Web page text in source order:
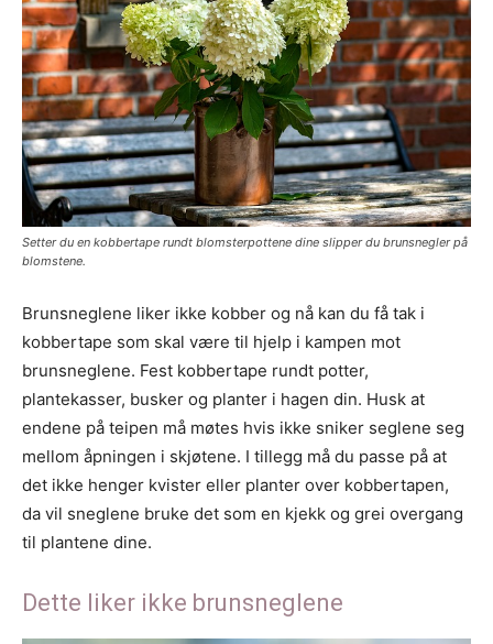
Setter du en kobbertape rundt blomsterpottene dine slipper du brunsnegler på
blomstene.
Brunsneglene liker ikke kobber og nå kan du få tak i
kobbertape som skal være til hjelp i kampen mot
brunsneglene. Fest kobbertape rundt potter,
plantekasser, busker og planter i hagen din. Husk at
endene på teipen må møtes hvis ikke sniker seglene seg
mellom åpningen i skjøtene. I tillegg må du passe på at
det ikke henger kvister eller planter over kobbertapen,
da vil sneglene bruke det som en kjekk og grei overgang
til plantene dine.
Dette liker ikke brunsneglene